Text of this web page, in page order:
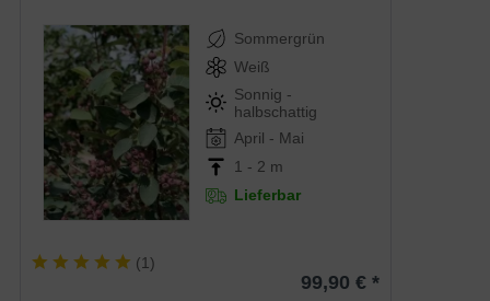
Sommergrün
Weiß
Sonnig -
halbschattig
April - Mai
1 - 2 m
Lieferbar
(1)
99,90 € *